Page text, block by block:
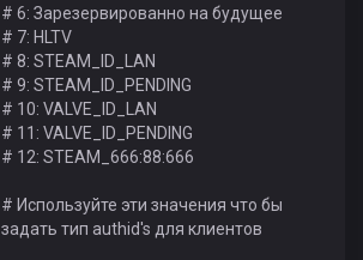
# 6: Зарезервированно на будущее
# 7: HLTV
# 8: STEAM_ID_LAN
# 9: STEAM_ID_PENDING
# 10: VALVE_ID_LAN
# 11: VALVE_ID_PENDING
# 12: STEAM_666:88:666
# Используйте эти значения что бы
задать тип authid's для клиентов